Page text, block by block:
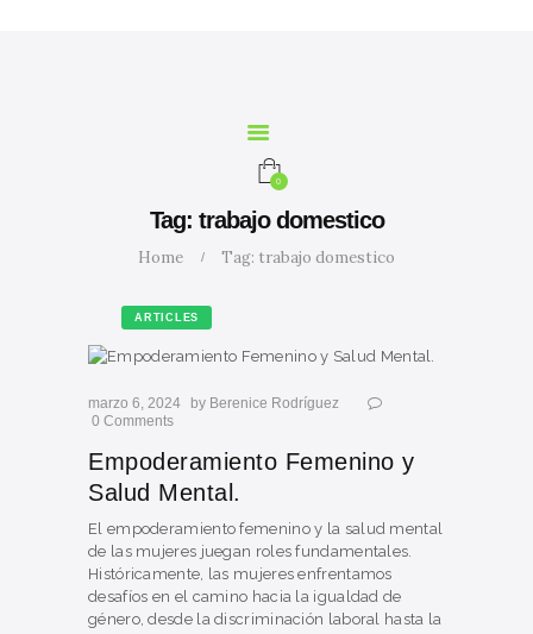
0
Tag: trabajo domestico
Home Tag: trabajo domestico
CALCULADORA
CONTACTO
BLOG
ARTICLES
marzo 6, 2024 by Berenice Rodríguez
0 Comments
Empoderamiento Femenino y
Salud Mental.
El empoderamiento femenino y la salud mental
de las mujeres juegan roles fundamentales.
Históricamente, las mujeres enfrentamos
desafíos en el camino hacia la igualdad de
género, desde la discriminación laboral hasta la